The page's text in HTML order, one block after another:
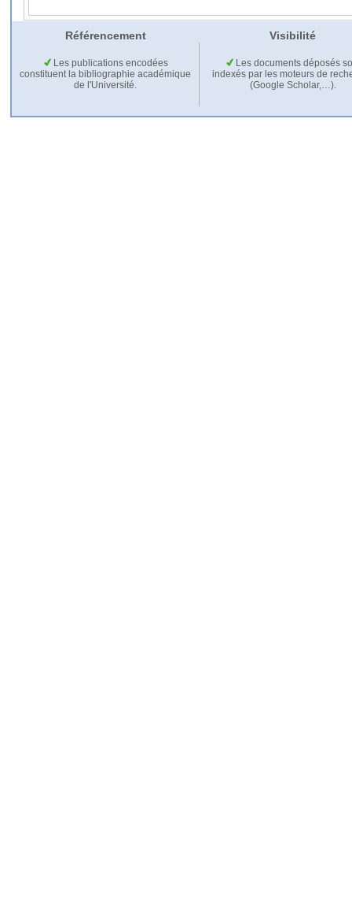
Référencement Visibilité
Les publications encodées
constituent la bibliographie académique
de l'Université.
Les documents déposés
indexés par les moteurs de
(Google Scholar,…).